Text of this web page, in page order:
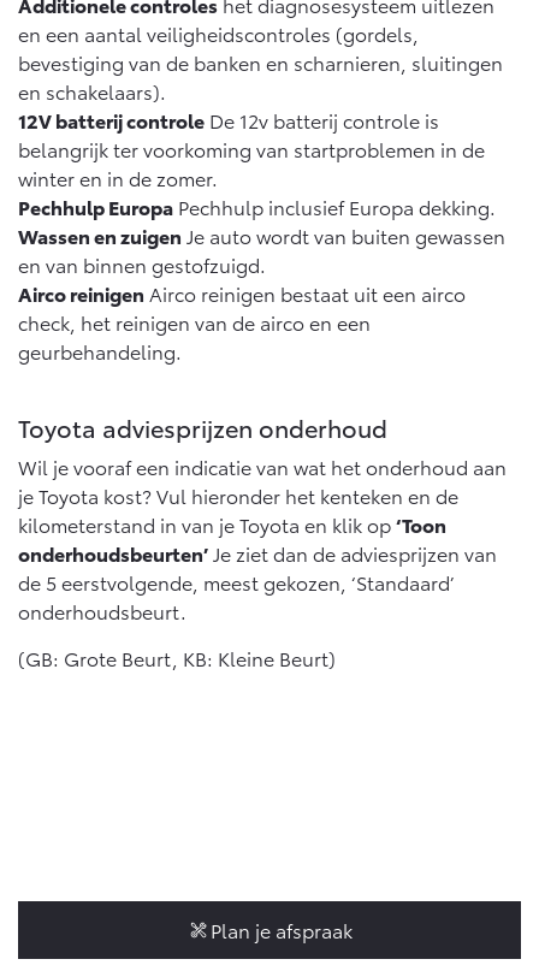
en een aantal veiligheidscontroles (gordels,
bevestiging van de banken en scharnieren, sluitingen
en schakelaars).
12V batterij controle De 12v batterij controle is
belangrijk ter voorkoming van startproblemen in de
winter en in de zomer.
Pechhulp Europa Pechhulp inclusief Europa dekking.
Wassen en zuigen Je auto wordt van buiten gewassen
en van binnen gestofzuigd.
Airco reinigen Airco reinigen bestaat uit een airco
check, het reinigen van de airco en een
geurbehandeling.
Toyota adviesprijzen onderhoud
Wil je vooraf een indicatie van wat het onderhoud aan
je Toyota kost? Vul hieronder het kenteken en de
kilometerstand in van je Toyota en klik op‘Toon
onderhoudsbeurten’Je ziet dan de adviesprijzen van
de 5 eerstvolgende, meest gekozen, ‘Standaard’
onderhoudsbeurt.
(GB: Grote Beurt, KB: Kleine Beurt)
Plan je afspraak